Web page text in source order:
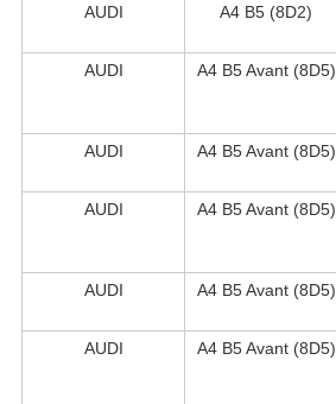
AUDI
A4 B5 (8D2)
AUDI
A4 B5 Avant (8D5)
AUDI
A4 B5 Avant (8D5)
AUDI
A4 B5 Avant (8D5)
AUDI
A4 B5 Avant (8D5)
AUDI
A4 B5 Avant (8D5)